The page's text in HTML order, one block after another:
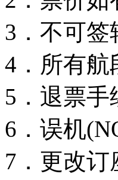
3．不可签
4．所有航
5．退票
6．误机
7．更改